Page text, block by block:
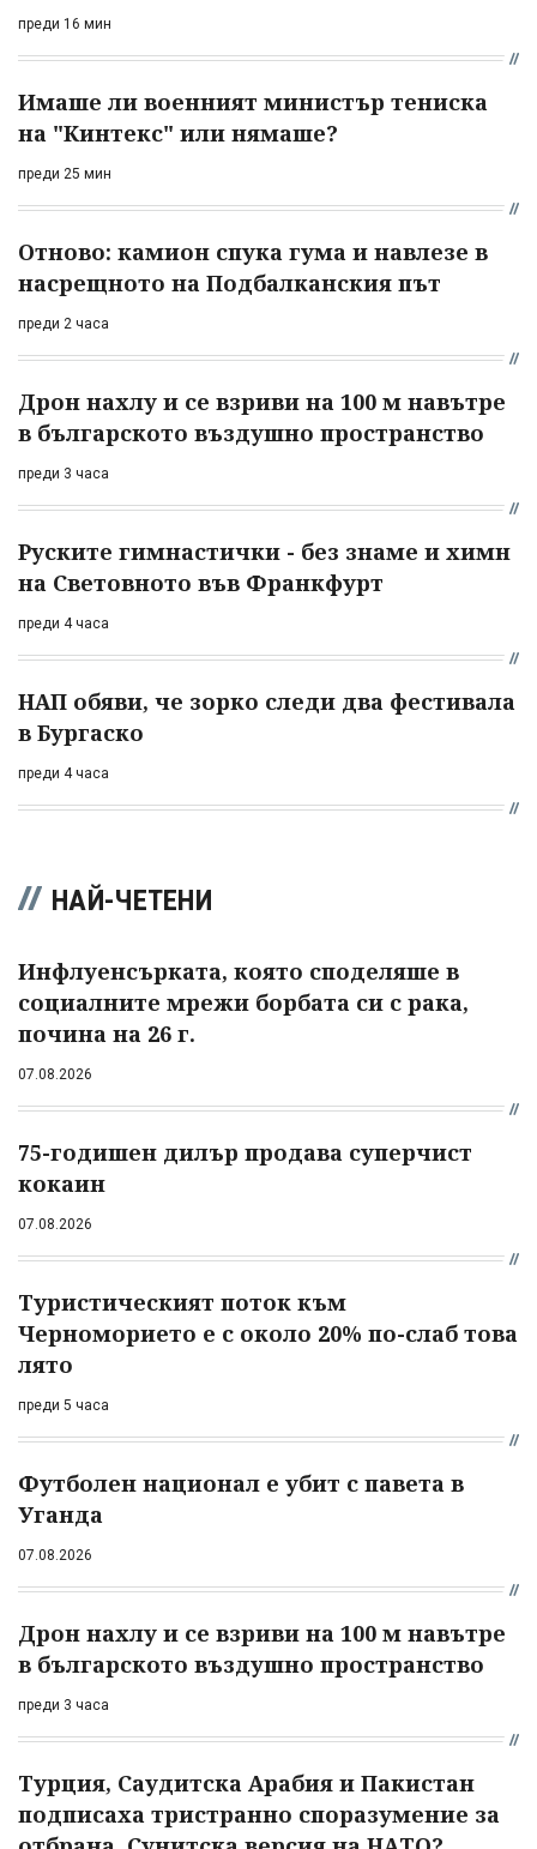
преди 16 мин
Имаше ли военният министър тениска
на "Кинтекс" или нямаше?
преди 25 мин
Отново: камион спука гума и навлезе в
насрещното на Подбалканския път
преди 2 часа
Дрон нахлу и се взриви на 100 м навътре
в българското въздушно пространство
преди 3 часа
Руските гимнастички - без знаме и химн
на Световното във Франкфурт
преди 4 часа
НАП обяви, че зорко следи два фестивала
в Бургаско
преди 4 часа
НАЙ-ЧЕТЕНИ
Инфлуенсърката, която споделяше в
социалните мрежи борбата си с рака,
почина на 26 г.
07.08.2026
75-годишен дилър продава суперчист
кокаин
07.08.2026
Туристическият поток към
Черноморието е с около 20% по-слаб това
лято
преди 5 часа
Футболен национал е убит с павета в
Уганда
07.08.2026
Дрон нахлу и се взриви на 100 м навътре
в българското въздушно пространство
преди 3 часа
Турция, Саудитска Арабия и Пакистан
подписаха тристранно споразумение за